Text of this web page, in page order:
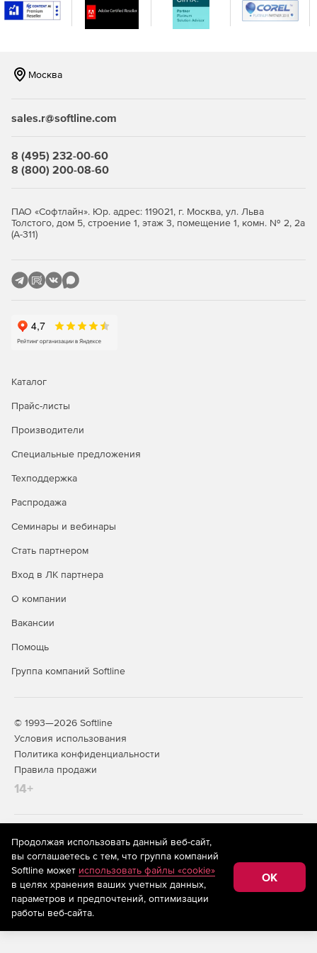
или факсу в один клик.
Отправка предложений в форматы PDF, Excel.
Возможность копировать заказы и коммерческие
Конвертация предложений в заказы.
Microsoft Dynamics CRM.
Москва
sales.r@softline.com
8 (495) 232-00-60
8 (800) 200-08-60
ПАО «Софтлайн». Юр. адрес: 119021, г. Москва, ул. Льва
Толстого, дом 5, строение 1, этаж 3, помещение 1, комн. № 2, 2а
(А-311)
Каталог
Прайс-листы
Производители
Специальные предложения
Техподдержка
Распродажа
Семинары и вебинары
Стать партнером
Вход в ЛК партнера
О компании
Вакансии
Помощь
Группа компаний Softline
© 1993—2026 Softline
Условия использования
Политика конфиденциальности
Правила продажи
14+
На информационном ресурсе store.softline.ru применяются
рекомендательные технологии
(информационные технологии
предоставления информации на основе сбора,
систематизации и анализа сведений, относящихся к
предпочтениям пользователей сети «Интернет»,
находящихся на территории Российской Федерации)
Продолжая использовать данный веб-сайт,
вы соглашаетесь с тем, что группа компаний
Softline может использовать файлы «cookie»
в целях хранения ваших учетных данных,
параметров и предпочтений, оптимизации
работы веб-сайта.
OK